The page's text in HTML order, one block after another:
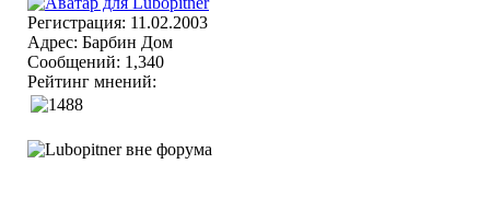
Регистрация: 11.02.2003
Адрес: Барбин Дом
Сообщений: 1,340
Рейтинг мнений: